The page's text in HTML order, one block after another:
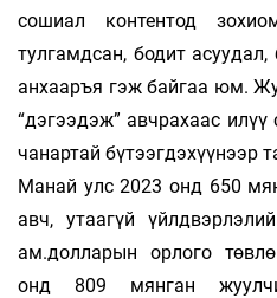
сошиал контентод
тулгамдсан, бодит
анхааръя гэж байгаа юм.
“дэгээдэж” авчрахаас илүү
чанартай бүтээгдэхүүнээр
Манай улс 2023 онд 650
авч, утаагүй
ам.долларын орлого
онд 809 мянган